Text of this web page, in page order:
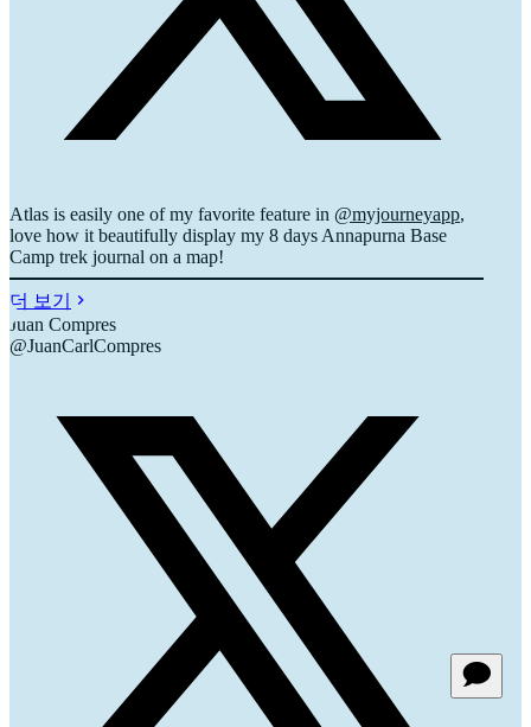
Atlas is easily one of my favorite feature in @myjourneyapp,
love how it beautifully display my 8 days Annapurna Base
Camp trek journal on a map!
더 보기
Juan Compres
@JuanCarlCompres